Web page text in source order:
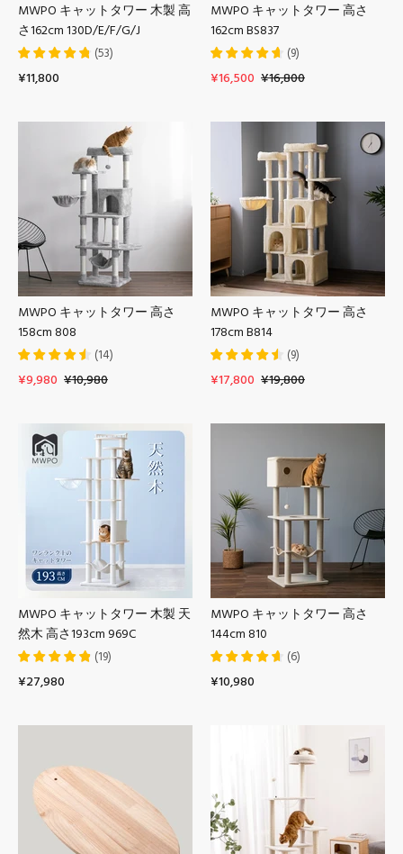
MWPO キャットタワー 木製 高
さ162cm 130D/E/F/G/J
(53)
¥11,800
MWPO キャットタワー 高さ
162cm BS837
(9)
¥16,500 ¥16,800
MWPO キャットタワー 高さ
158cm 808
(14)
¥9,980 ¥10,980
MWPO キャットタワー 高さ
178cm B814
(9)
¥17,800 ¥19,800
MWPO キャットタワー 木製 天
然木 高さ193cm 969C
(19)
¥27,980
MWPO キャットタワー 高さ
144cm 810
(6)
¥10,980